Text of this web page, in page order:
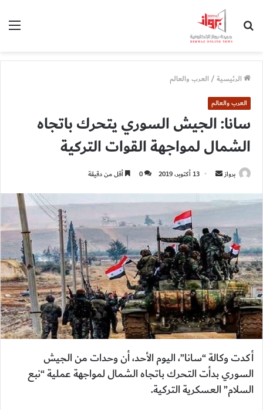
الرئيسية/العرب والعالم
العرب والعالم
سانا: الجيش السوري يتحرك باتجاه
الشمال لمواجهة القوات التركية
برواز
أرسل
إلكترونيا
13 أكتوبر، 2019 0 أقل من دقيقة
أكدت وكالة “سانا”، اليوم الأحد، أن وحدات من الجيش
السوري بدأت التحرك باتجاه الشمال لمواجهة عملية “نبع
السلام” العسكرية التركية.